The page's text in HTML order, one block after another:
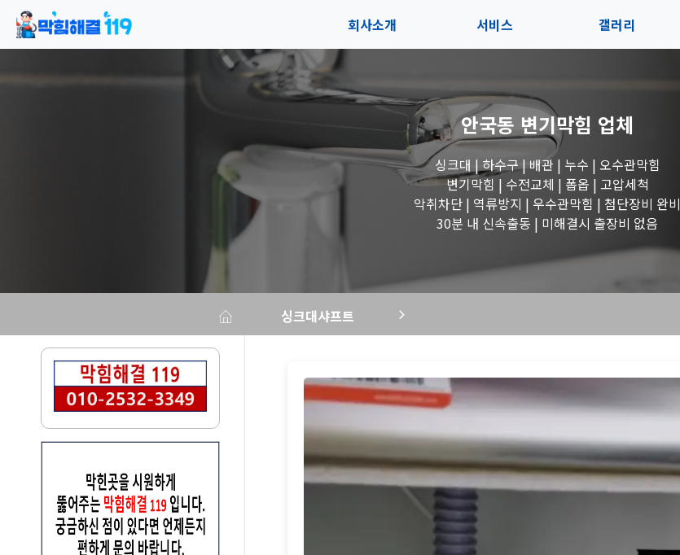
회사소개
오시는길
서비스
블로그
갤러리
수도꼭지 작업
세면대 작업
변기 작업
안국동 변기막힘 업체
싱크대 | 하수구 | 배관 | 누수 | 오수관막힘
변기막힘 | 수전교체 | 폽옵 | 고압세척
악취차단 | 역류방지 | 우수관막힘 | 첨단장비 완비
30분 내 신속출동 | 미해결시 출장비 없음
싱크대샤프트